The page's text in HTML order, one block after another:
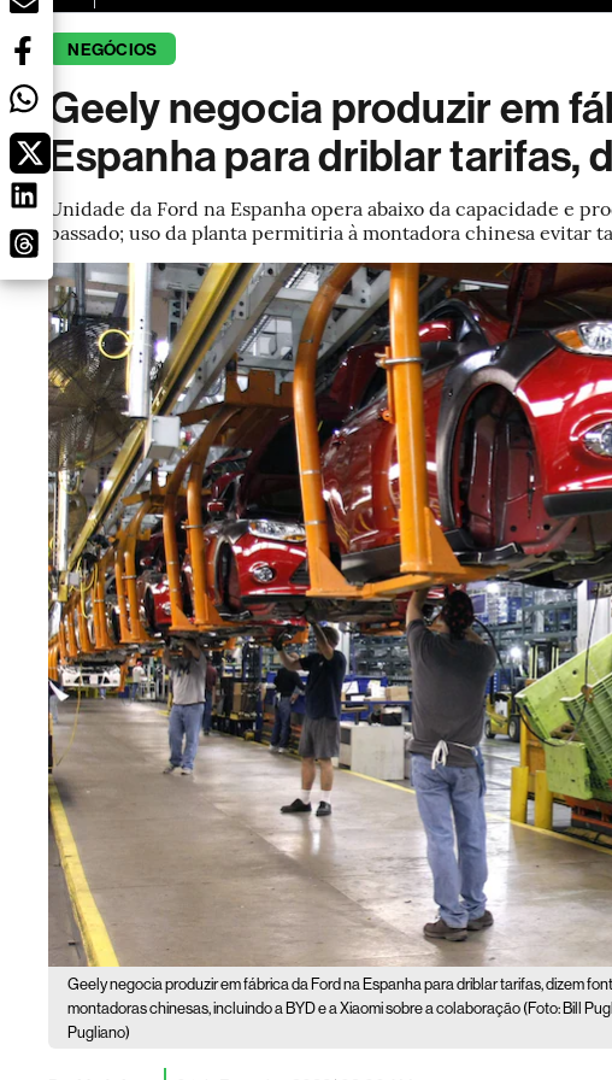
NEGÓCIOS
Geely negocia produzir em
Espanha para driblar tarifas,
Unidade da Ford na Espanha opera abaixo da capacidade e
passado; uso da planta permitiria à montadora chinesa evitar
Geely negocia produzir em fábrica da Ford na Espanha para driblar tarifas, dizem
montadoras chinesas, incluindo a BYD e a Xiaomi sobre a colaboração (Foto: Bill
Pugliano)